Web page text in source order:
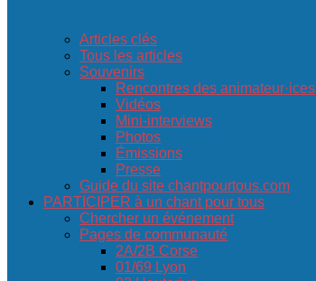
Articles clés
Tous les articles
Souvenirs
Rencontres des animateur·ices
Vidéos
Mini-interviews
Photos
Émissions
Presse
Guide du site chantpourtous.com
PARTICIPER à un chant pour tous
Chercher un événement
Pages de communauté
2A/2B Corse
01/69 Lyon